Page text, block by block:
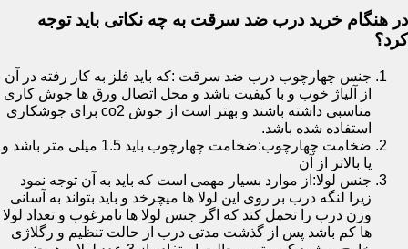
در هنگام خرید درب ضد سرقت به چه نکاتی باید توجه
کرد؟
جنس چهارچوب درب ضد سرقت :که باید فلز به کار رفته در آن
از آلیاژ خوب و با کیفیت باشد و محل اتصال ورق ها جوش کاری
مناسبی داشته باشند و بهتر است از جوش co2 برای جوشکاری
استفاده شده باشد.
ضخامت چهارچوب:ضخامت چهارچوب باید 1.5 میلی متر باشد و
یا بالاتر از آن
جنس لولا:از موارد بسیار مهمی است که باید به آن توجه نمود
زیرا لنگه درب بر روی این لولا ها میچرخد و باید بتواند به آسانی
وزن درب را تحمل کند که اگر جنس لولا ها نامرغوب و تعداد لولا
ها کم باشد پس از گذشت مدتی درب از حالت تنظیم و رگلاژی